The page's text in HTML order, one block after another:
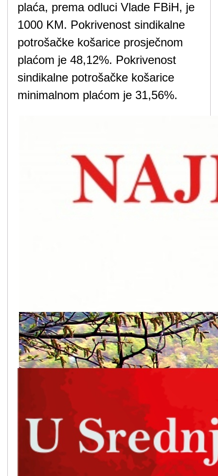
plaća, prema odluci Vlade FBiH, je
1000 KM. Pokrivenost sindikalne
potrošačke košarice prosječnom
plaćom je 48,12%. Pokrivenost
sindikalne potrošačke košarice
minimalnom plaćom je 31,56%.